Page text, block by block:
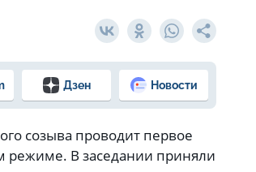
Дзен Новости
созыва проводит первое
режиме. В заседании приняли